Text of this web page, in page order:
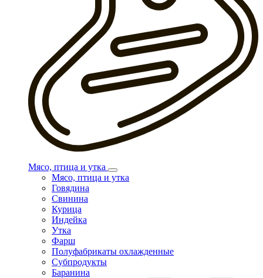
Мясо, птица и утка
Мясо, птица и утка
Говядина
Свинина
Курица
Индейка
Утка
Фарш
Полуфабрикаты охлажденные
Субпродукты
Баранина